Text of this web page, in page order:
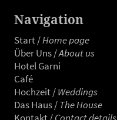
Navigation
Start/Home page
Über Uns/About us
Hotel Garni
Café
Hochzeit/Weddings
Das Haus/The House